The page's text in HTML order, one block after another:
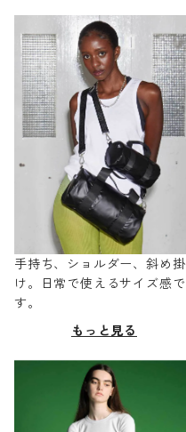
手持ち、ショルダー、斜め掛
け。日常で使えるサイズ感で
す。
もっと見る